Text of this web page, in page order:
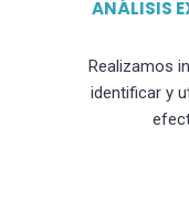
ANÁLISIS
Realizamos
identificar y